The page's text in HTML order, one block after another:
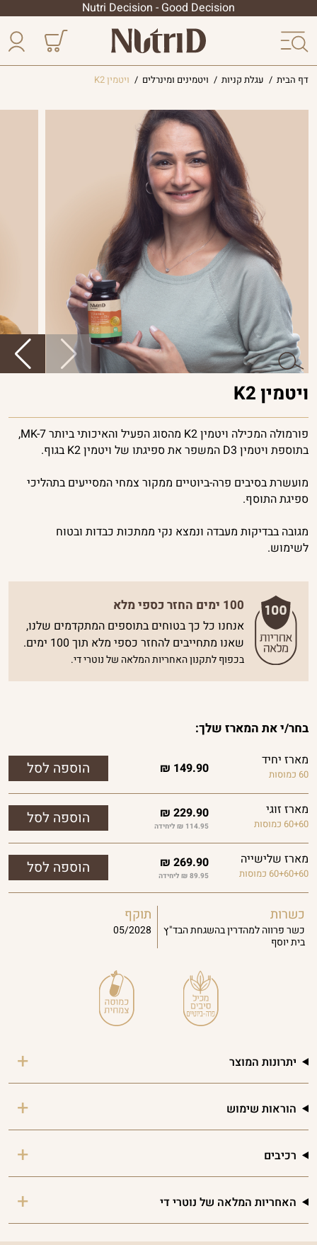
Nutri Decision - Good Decision
דף הבית / עגלת קניות / ויטמינים ומינרלים / ויטמין K2
ויטמין K2
פורמולה המכילה ויטמין K2 מהסוג הפעיל והאיכותי ביותר MK-7,
בתוספת ויטמין D3 המשפר את ספיגתו של ויטמין K2 בגוף.
מועשרת בסיבים פרה-ביוטיים ממקור צמחי המסייעים בתהליכי
ספיגת התוסף.
מגובה בבדיקות מעבדה ונמצא נקי ממתכות כבדות ובטוח
לשימוש.
100 ימים החזר כספי מלא
אנחנו כל כך בטוחים בתוספים המתקדמים שלנו,
שאנו מתחייבים להחזר כספי מלא תוך 100 ימים.
בכפוף לתקנון האחריות המלאה של נוטרי די.
בחר/י את המארז שלך:
מארז יחיד
60 כמוסות 149.90
₪
מארז זוגי
60+60 כמוסות
229.90
₪
114.95 ₪ ליחידה
מארז שלישייה
60+60+60 כמוסות
269.90
₪
89.95 ₪ ליחידה
כשרות
כשר פרווה למהדרין בהשגחת הבד"ץ
בית יוסף
תוקף
05/2028
יתרונות המוצר
הוראות שימוש
רכיבים
האחריות המלאה של נוטרי די